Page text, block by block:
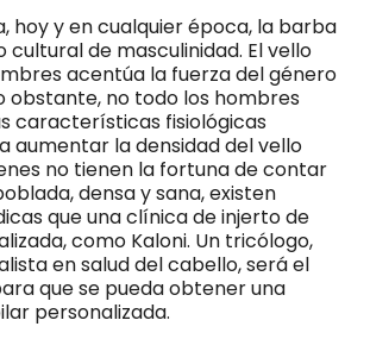
hoy y en cualquier época, la barba
cultural de masculinidad. El vello
acentúa la fuerza del género
obstante, no todo los hombres
características fisiológicas
aumentar la densidad del vello
no tienen la fortuna de contar
densa y sana, existen
que una clínica de injerto de
como Kaloni. Un tricólogo,
en salud del cabello, será el
que se pueda obtener una
personalizada.